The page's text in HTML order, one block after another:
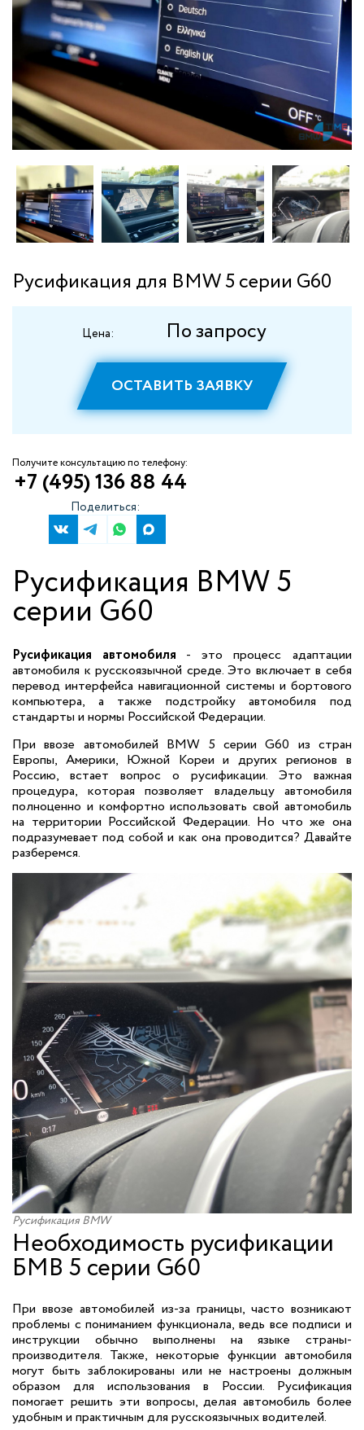
Русификация для BMW 5 серии G60
Цена: По запросу
ОСТАВИТЬ ЗАЯВКУ
Получите консультацию по телефону:
+7 (495) 136 88 44
Поделиться:
Русификация BMW 5
серии G60
Русификация автомобиля - это процесс адаптации
автомобиля к русскоязычной среде. Это включает в себя
перевод интерфейса навигационной системы и бортового
компьютера, а также подстройку автомобиля под
стандарты и нормы Российской Федерации.
При ввозе автомобилей BMW 5 серии G60 из стран
Европы, Америки, Южной Кореи и других регионов в
Россию, встает вопрос о русификации. Это важная
процедура, которая позволяет владельцу автомобиля
полноценно и комфортно использовать свой автомобиль
на территории Российской Федерации. Но что же она
подразумевает под собой и как она проводится? Давайте
разберемся.
Русификация BMW
Необходимость русификации
БМВ 5 серии G60
При ввозе автомобилей из-за границы, часто возникают
проблемы с пониманием функционала, ведь все подписи и
инструкции обычно выполнены на языке страны-
производителя. Также, некоторые функции автомобиля
могут быть заблокированы или не настроены должным
образом для использования в России. Русификация
помогает решить эти вопросы, делая автомобиль более
удобным и практичным для русскоязычных водителей.